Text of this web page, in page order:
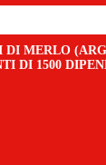
DI MERLO
DI 1500